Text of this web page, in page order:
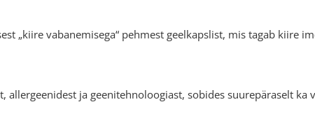
„kiire vabanemisega“ pehmest geelkapslist, mis tagab kiire
ja geenitehnoloogiast, sobides suurepäraselt ka